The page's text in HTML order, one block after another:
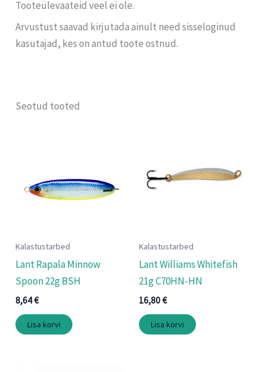
Tooteülevaateid veel ei ole.
Arvustust saavad kirjutada ainult need sisseloginud
kasutajad, kes on antud toote ostnud.
Seotud tooted
Kalastustarbed
Lant Rapala Minnow
Spoon 22g BSH
8,64€
Lisa korvi
Kalastustarbed
Lant Williams Whitefish
21g C70HN-HN
16,80€
Lisa korvi